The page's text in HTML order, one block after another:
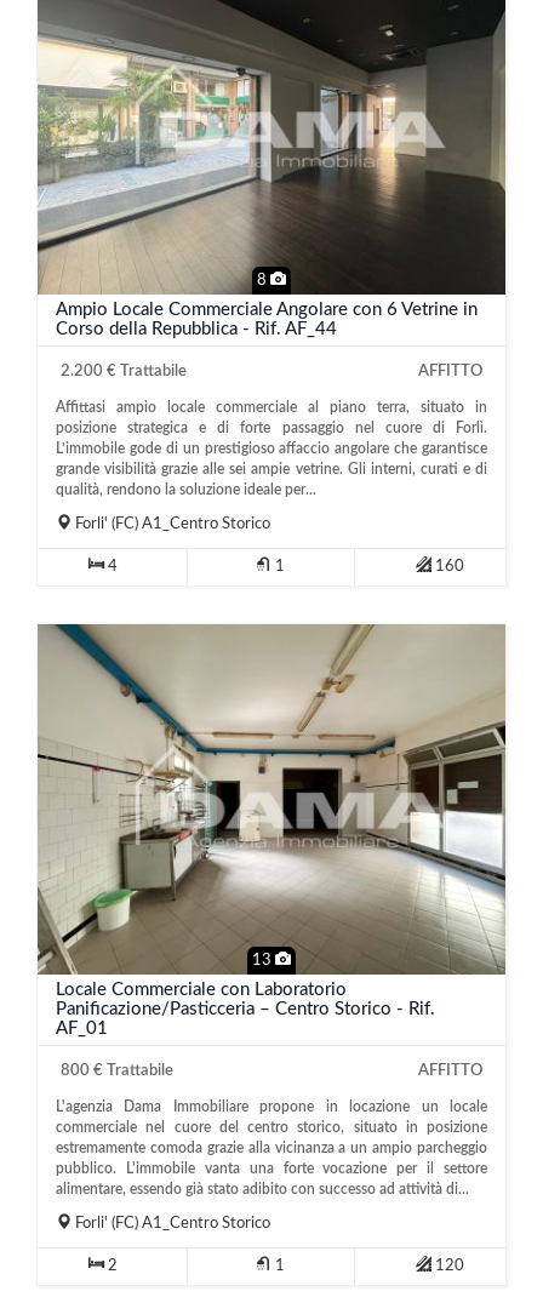
8
Ampio Locale Commerciale Angolare con 6 Vetrine in
Corso della Repubblica - Rif. AF_44
2.200 € Trattabile AFFITTO
Affittasi ampio locale commerciale al piano terra, situato in
posizione strategica e di forte passaggio nel cuore di Forlì.
L’immobile gode di un prestigioso affaccio angolare che garantisce
grande visibilità grazie alle sei ampie vetrine. Gli interni, curati e di
qualità, rendono la soluzione ideale per...
Forli' (FC) A1_Centro Storico
4 1 160
13
Locale Commerciale con Laboratorio
Panificazione/Pasticceria – Centro Storico - Rif.
AF_01
800 € Trattabile AFFITTO
L'agenzia Dama Immobiliare propone in locazione un locale
commerciale nel cuore del centro storico, situato in posizione
estremamente comoda grazie alla vicinanza a un ampio parcheggio
pubblico. L'immobile vanta una forte vocazione per il settore
alimentare, essendo già stato adibito con successo ad attività di...
Forli' (FC) A1_Centro Storico
2 1 120